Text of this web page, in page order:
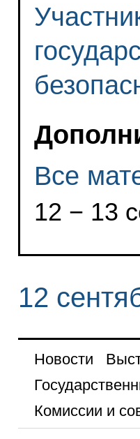
Все
12 − 13
12
Новости
Комиссии и